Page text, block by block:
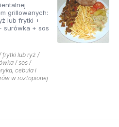
grillowanych:
lub frytki +
surówka + sos
frytki lub ryż /
/ sos /
cebula i
w roztopionej